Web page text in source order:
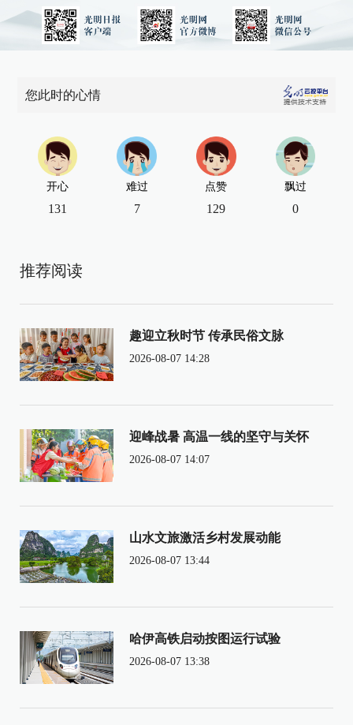
您此时的心情
开心
131
难过
7
点赞
129
飘过
0
推荐阅读
趣迎立秋时节 传承民俗文脉
2026-08-07 14:28
迎峰战暑 高温一线的坚守与关怀
2026-08-07 14:07
山水文旅激活乡村发展动能
2026-08-07 13:44
哈伊高铁启动按图运行试验
2026-08-07 13:38